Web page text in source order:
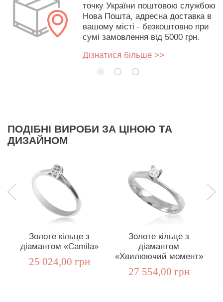
точку України поштовою службою
Нова Пошта, адресна доставка в
вашому місті - безкоштовно при
сумі замовлення від 5000 грн.
Дізнатися більше >>
ПОДІБНІ ВИРОБИ ЗА ЦІНОЮ ТА
ДИЗАЙНОМ
Золоте кільце з
діамантом «Camila»
25 024,00 грн
Золоте кільце з
діамантом
«Хвилюючий момент»
27 554,00 грн